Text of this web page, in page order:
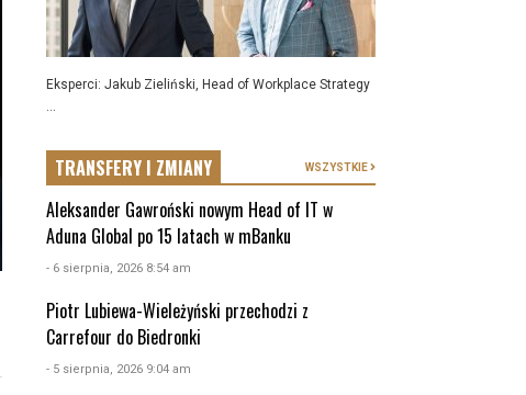
Eksperci: Jakub Zieliński, Head of Workplace Strategy
...
TRANSFERY I ZMIANY WSZYSTKIE
Aleksander Gawroński nowym Head of IT w
Aduna Global po 15 latach w mBanku
- 6 sierpnia, 2026 8:54 am
Piotr Lubiewa-Wieleżyński przechodzi z
Carrefour do Biedronki
- 5 sierpnia, 2026 9:04 am